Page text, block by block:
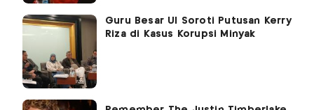
Guru Besar UI Soroti Putusan Kerry
Riza di Kasus Korupsi Minyak